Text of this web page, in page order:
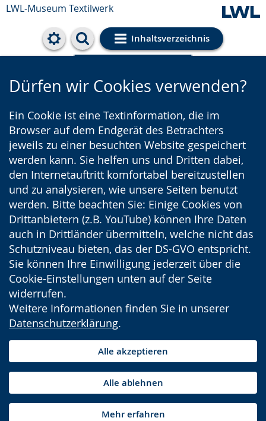
LWL-Museum Textilwerk
Inhaltsverzeichnis
Cookie-Einstellungen
Dürfen wir Cookies verwenden?
Ein Cookie ist eine Textinformation, die im
Browser auf dem Endgerät des Betrachters
jeweils zu einer besuchten Website gespeichert
werden kann. Sie helfen uns und Dritten dabei,
den Internetauftritt komfortabel bereitzustellen
und zu analysieren, wie unsere Seiten benutzt
werden. Bitte beachten Sie: Einige Cookies von
Drittanbietern (z.B. YouTube) können Ihre Daten
auch in Drittländer übermitteln, welche nicht das
Schutzniveau bieten, das der DS-GVO entspricht.
Sie können Ihre Einwilligung jederzeit über die
Cookie-Einstellungen unten auf der Seite
widerrufen.
Weitere Informationen finden Sie in unserer
Datenschutzerklärung.
Alle akzeptieren
Alle ablehnen
Mehr erfahren